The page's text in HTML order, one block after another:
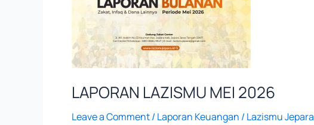
LAPORAN LAZISMU MEI 2026
Leave a Comment/ Laporan Keuangan / Lazismu Jepara